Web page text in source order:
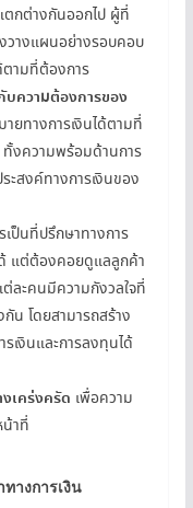
ตกต่างกันออกไป ผู้ที่
วางแผนอย่างรอบคอบ
ตามที่ต้องการ
ความต้องการของ
ายทางการเงินได้ตามที่
งความพร้อมด้านการ
ะสงค์ทางการเงินของ
ป็นที่ปรึกษาทางการ
ด้ แต่ต้องคอยดูแลลูกค้า
ต่ละคนมีความกังวลใจที่
น โดยสามารถสร้าง
เงินและการลงทุนได้
เคร่งครัด เพื่อความ
าที่
างการเงิน